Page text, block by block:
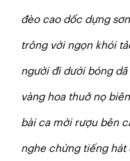
đèo cao dốc dựng
trông vời ngọn khói
người đi dưới bóng dã
vàng hoa thuở nọ
bài ca mời rượu bên
nghe chừng tiếng hát